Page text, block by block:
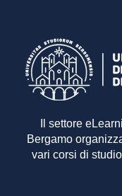
Il settore
Bergamo
vari corsi di